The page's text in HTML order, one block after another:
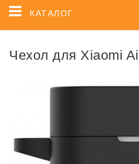
КАТАЛОГ
Чехол для Xiaomi